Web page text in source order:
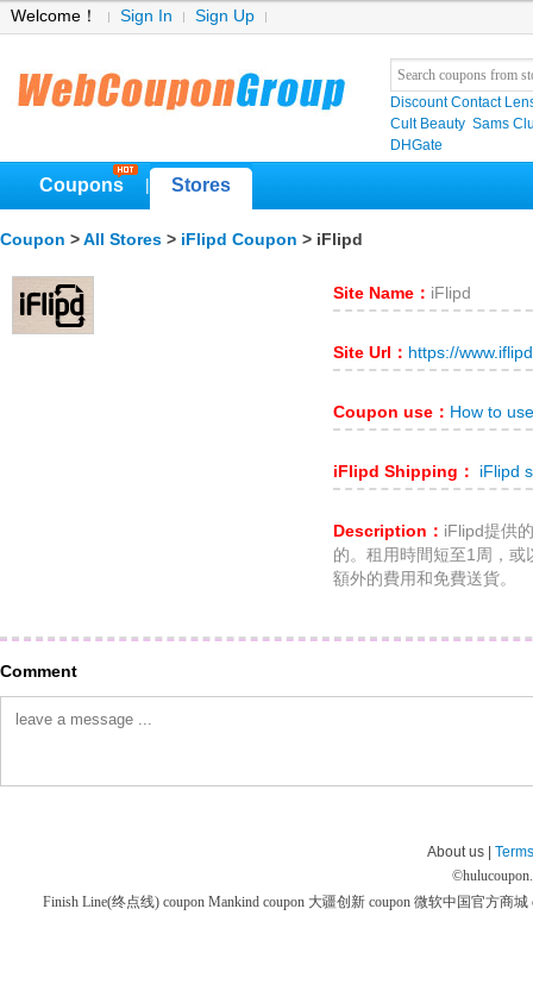
Welcome！ Sign In Sign Up
Discount Contact
Cult Beauty Sams
DHGate
Coupons Stores
Coupon > All Stores > iFlipd Coupon > iFlipd
Site Name： iFlipd
Site Url： https://
Coupon use： How to
iFlipd Shipping： iFlipd
Description： iFlipd提供
的。租用時間短至1周，
額外的費用和免費送貨。
Comment
About us |
©
Finish Line(终点线) coupon Mankind coupon 大疆创新 coupon 微软中国官方商城